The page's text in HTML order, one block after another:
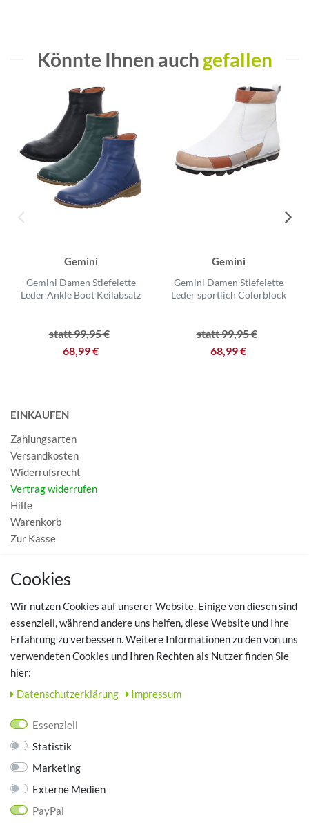
Könnte Ihnen auch gefallen
Gemini
Gemini Damen Stiefelette
Leder Ankle Boot Keilabsatz
statt 99,95 €
68,99 €
Gemini
Gemini Damen Stiefelette
Leder sportlich Colorblock
statt 99,95 €
68,99 €
EINKAUFEN
Zahlungsarten
Versandkosten
Widerrufsrecht
Vertrag widerrufen
Hilfe
Warenkorb
Zur Kasse
MEIN KONTO
TOP SCHUHTHEMEN
Hausschuhe - Bequeme Schuhe für zuhause
Datenschutz
AGB
Impressum
Cookies
Wir nutzen Cookies auf unserer Website. Einige von diesen sind
essenziell, während andere uns helfen, diese Website und Ihre
Erfahrung zu verbessern. Weitere Informationen zu den von uns
verwendeten Cookies und Ihren Rechten als Nutzer finden Sie
hier:
Daten­schutz­erklärung
Impressum
Essenziell
Statistik
Marketing
Externe Medien
PayPal